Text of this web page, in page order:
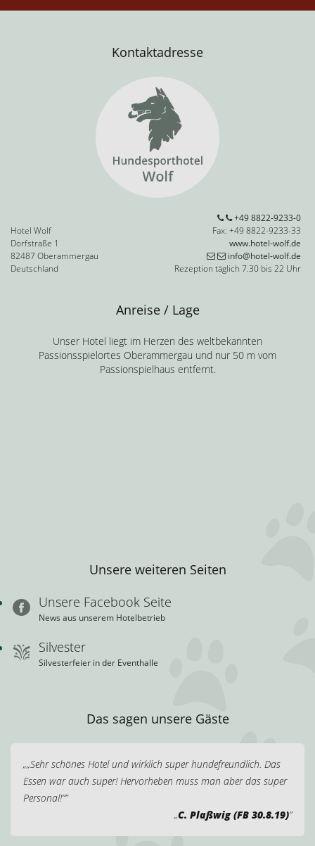
Kontaktadresse
Hotel Wolf
Dorfstraße 1
82487 Oberammergau
Deutschland
+49 8822-9233-0
Fax: +49 8822-9233-33
www.hotel-wolf.de
info@hotel-wolf.de
Rezeption täglich 7.30 bis 22 Uhr
Anreise / Lage
Unser Hotel liegt im Herzen des weltbekannten
Passionsspielortes Oberammergau und nur 50 m vom
Passionspielhaus entfernt.
Unsere weiteren Seiten
Unsere Facebook Seite
News aus unserem Hotelbetrieb
Silvester
Silvesterfeier in der Eventhalle
Das sagen unsere Gäste
„Sehr schönes Hotel und wirklich super hundefreundlich. Das
Essen war auch super! Hervorheben muss man aber das super
Personal!“
C. Plaßwig (FB 30.8.19)